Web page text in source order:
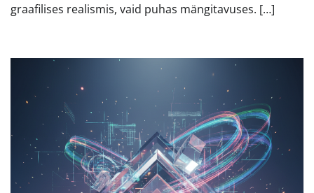
graafilises realismis, vaid puhas mängitavuses. […]